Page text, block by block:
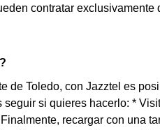
contratar exclusivamente
de Toledo, con Jazztel es
si quieres hacerlo: *
recargar con una